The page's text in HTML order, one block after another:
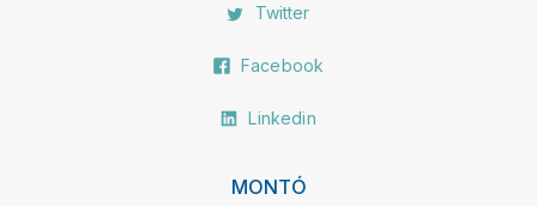
Twitter
Facebook
Linkedin
MONTÓ